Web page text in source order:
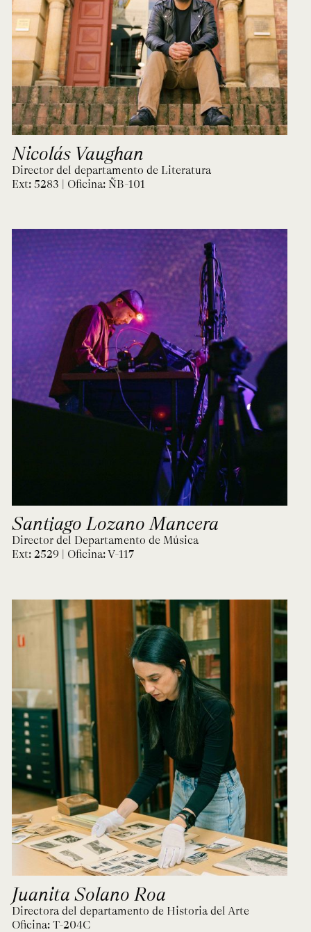
Nicolás Vaughan
Director del departamento de Literatura
Ext: 5283 | Oficina: ÑB-101
Santiago Lozano Mancera
Director del Departamento de Música
Ext: 2529 | Oficina:V-117
Juanita Solano Roa
Directora del departamento de Historia del Arte
Oficina: T-204C